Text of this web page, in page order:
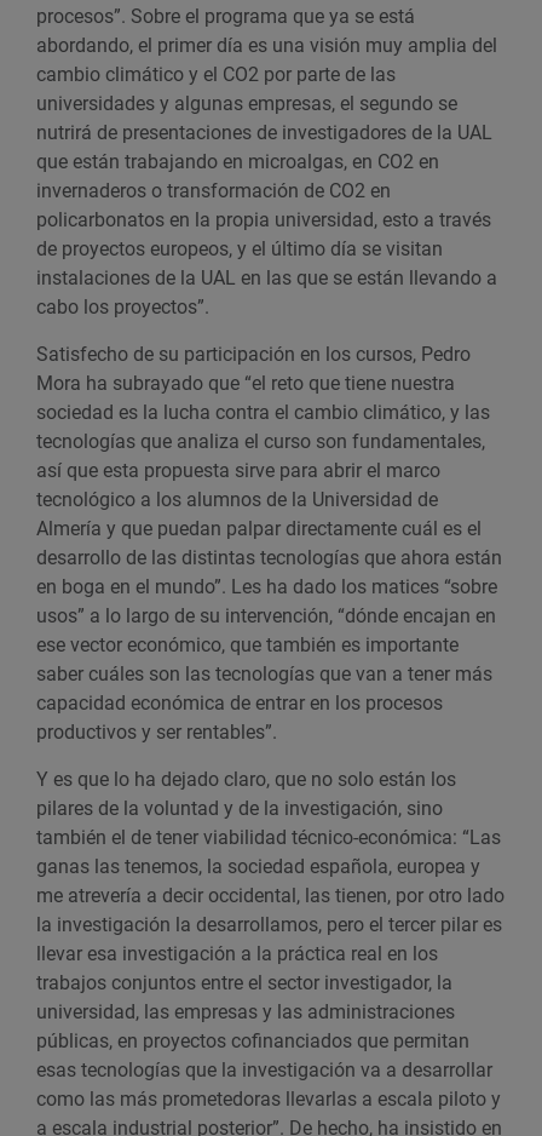
procesos”. Sobre el programa que ya se está
abordando, el primer día es una visión muy amplia del
cambio climático y el CO2 por parte de las
universidades y algunas empresas, el segundo se
nutrirá de presentaciones de investigadores de la UAL
que están trabajando en microalgas, en CO2 en
invernaderos o transformación de CO2 en
policarbonatos en la propia universidad, esto a través
de proyectos europeos, y el último día se visitan
instalaciones de la UAL en las que se están llevando a
cabo los proyectos”.
Satisfecho de su participación en los cursos, Pedro
Mora ha subrayado que “el reto que tiene nuestra
sociedad es la lucha contra el cambio climático, y las
tecnologías que analiza el curso son fundamentales,
así que esta propuesta sirve para abrir el marco
tecnológico a los alumnos de la Universidad de
Almería y que puedan palpar directamente cuál es el
desarrollo de las distintas tecnologías que ahora están
en boga en el mundo”. Les ha dado los matices “sobre
usos” a lo largo de su intervención, “dónde encajan en
ese vector económico, que también es importante
saber cuáles son las tecnologías que van a tener más
capacidad económica de entrar en los procesos
productivos y ser rentables”.
Y es que lo ha dejado claro, que no solo están los
pilares de la voluntad y de la investigación, sino
también el de tener viabilidad técnico-económica: “Las
ganas las tenemos, la sociedad española, europea y
me atrevería a decir occidental, las tienen, por otro lado
la investigación la desarrollamos, pero el tercer pilar es
llevar esa investigación a la práctica real en los
trabajos conjuntos entre el sector investigador, la
universidad, las empresas y las administraciones
públicas, en proyectos cofinanciados que permitan
esas tecnologías que la investigación va a desarrollar
como las más prometedoras llevarlas a escala piloto y
a escala industrial posterior”. De hecho, ha insistido en